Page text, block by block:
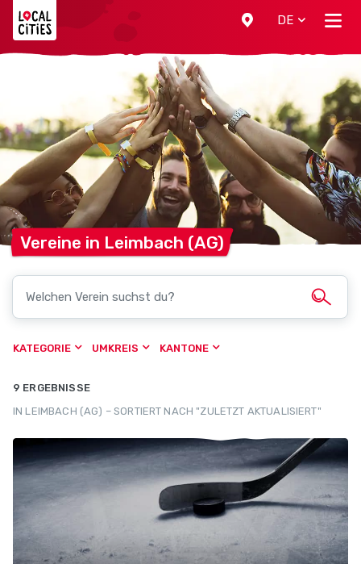
DE
Vereine in Leimbach (AG)
KATEGORIE UMKREIS KANTONE
9 ERGEBNISSE
IN LEIMBACH (AG) – SORTIERT NACH "ZULETZT AKTUALISIERT"